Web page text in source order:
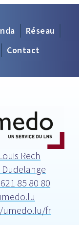
Réseau
Contact
Rech
Dudelange
85 80 80
umedo.lu/fr